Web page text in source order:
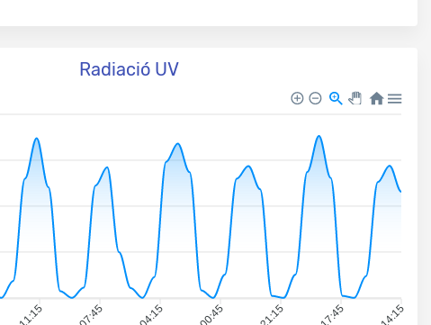
Radiació UV